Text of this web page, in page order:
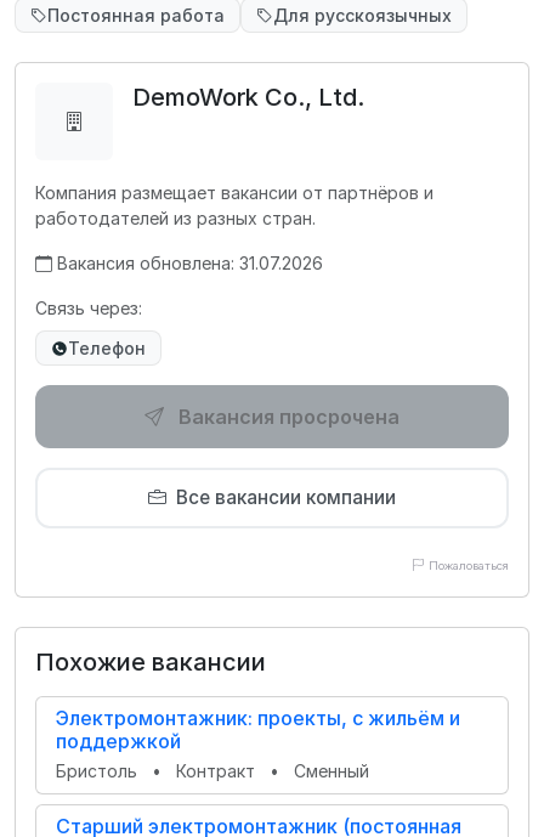
Постоянная работа Для русскоязычных
DemoWork Co., Ltd.
Компания размещает вакансии от партнёров и
работодателей из разных стран.
Вакансия обновлена: 31.07.2026
Связь через:
Телефон
Вакансия просрочена
Все вакансии компании
Пожаловаться
Похожие вакансии
Электромонтажник: проекты, с жильём и
поддержкой
Бристоль • Контракт • Сменный
Старший электромонтажник (постоянная